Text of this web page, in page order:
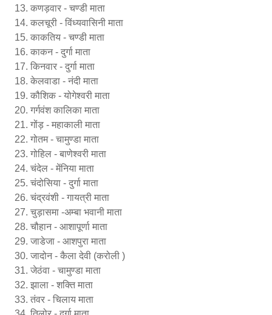
कणड़वार - चण्डी माता
कलचूरी - विंध्यवासिनी माता
काकतिय - चण्डी माता
काकन - दुर्गा माता
किनवार - दुर्गा माता
केलवाडा - नंदी माता
कौशिक - योगेश्वरी माता
गर्गवंश कालिका माता
गोंड़ - महाकाली माता
गोतम - चामुण्डा माता
गोहिल - बाणेश्वरी माता
चंदेल - मेंनिया माता
चंदोसिया - दुर्गा माता
चंद्रवंशी - गायत्री माता
चुड़ासमा -अम्बा भवानी माता
चौहान - आशापूर्णा माता
जाडेजा - आशपुरा माता
जादोन - कैला देवी (करोली )
जेठंवा - चामुण्डा माता
झाला - शक्ति माता
तंवर - चिलाय माता